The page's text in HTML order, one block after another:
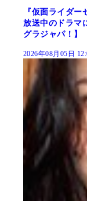
『仮面ライダ
放送中のドラマ
グラジャパ！】
2026年08月05日